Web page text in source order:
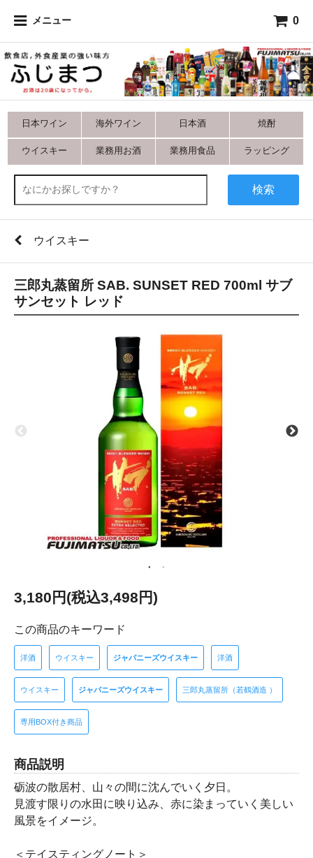
メニュー 0
日本ワイン 海外ワイン 日本酒 焼酎
ウイスキー 業務用お酒 業務用食品 ラッピング
検索
ウイスキー
三郎丸蒸留所 SAB. SUNSET RED 700ml サブ
サンセット レッド
3,180円(税込3,498円)
この商品のキーワード
洋酒 ウイスキー ジャパニーズウイスキー 洋酒
ウイスキー ジャパニーズウイスキー 三郎丸蒸留所（若鶴酒造 ）
専用BOX付き商品
商品説明
砺波の散居村、山々の間に沈んでいく夕日。
見渡す限りの水田に映り込み、赤に染まっていく美しい
風景をイメージ。
＜テイスティングノート＞